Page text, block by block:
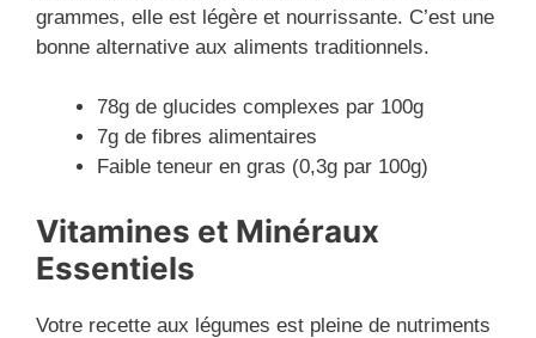
grammes, elle est légère et nourrissante. C’est une
bonne alternative aux aliments traditionnels.
78g de glucides complexes par 100g
7g de fibres alimentaires
Faible teneur en gras (0,3g par 100g)
Vitamines et Minéraux
Essentiels
Votre recette aux légumes est pleine de nutriments